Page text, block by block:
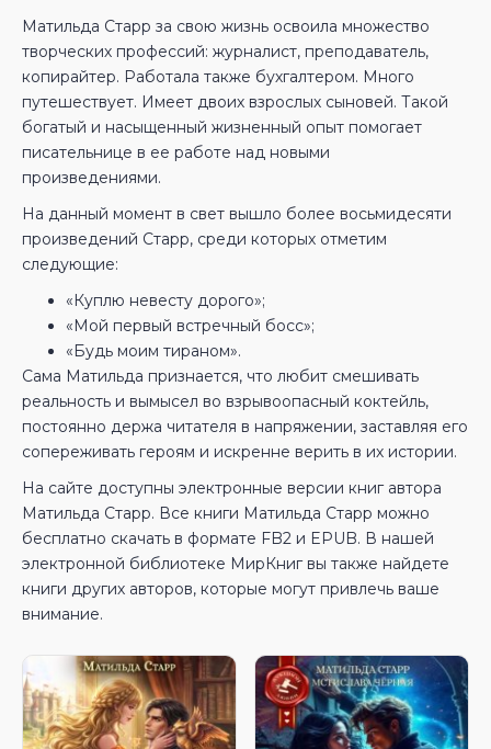
Матильда Старр за свою жизнь освоила множество
творческих профессий: журналист, преподаватель,
копирайтер. Работала также бухгалтером. Много
путешествует. Имеет двоих взрослых сыновей. Такой
богатый и насыщенный жизненный опыт помогает
писательнице в ее работе над новыми
произведениями.
На данный момент в свет вышло более восьмидесяти
произведений Старр, среди которых отметим
следующие:
«Куплю невесту дорого»;
«Мой первый встречный босс»;
«Будь моим тираном».
Сама Матильда признается, что любит смешивать
реальность и вымысел во взрывоопасный коктейль,
постоянно держа читателя в напряжении, заставляя его
сопереживать героям и искренне верить в их истории.
На сайте доступны электронные версии книг автора
Матильда Старр. Все книги Матильда Старр можно
бесплатно скачать в формате FB2 и EPUB. В нашей
электронной библиотеке МирКниг вы также найдете
книги других авторов, которые могут привлечь ваше
внимание.